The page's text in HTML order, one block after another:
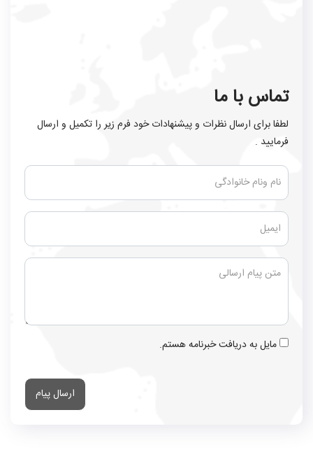
تماس با ما
لطفا برای ارسال نظرات و پیشنهادات خود فرم زیر را تکمیل و ارسال
فرمایید .
مایل به دریافت خبرنامه هستم.
ارسال پیام